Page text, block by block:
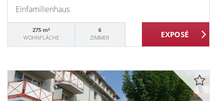
Einfamilienhaus
275 m²
WOHNFLÄCHE
6
ZIMMER